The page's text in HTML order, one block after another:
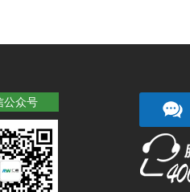
公众号